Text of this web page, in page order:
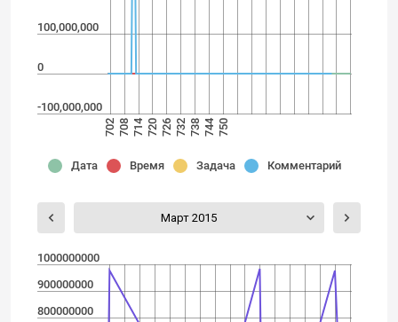
-100,000,000
0
100,000,000
702 708 714 720 726 732 738 744 750
Дата Время Задача Комментарий
Март 2015
800000000
900000000
1000000000